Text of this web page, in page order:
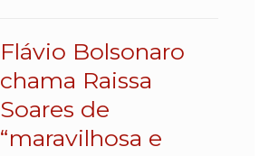
Flávio Bolsonaro
chama Raissa
Soares de
“maravilhosa e